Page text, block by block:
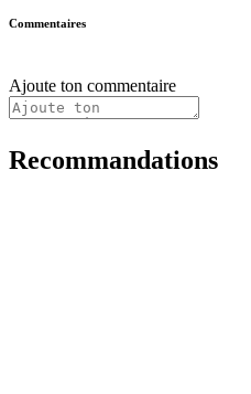
Commentaires
Ajoute ton commentaire
Recommandations